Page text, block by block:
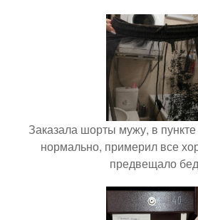
Заказала шорты мужу, в
нормально, примерил все
предвещало